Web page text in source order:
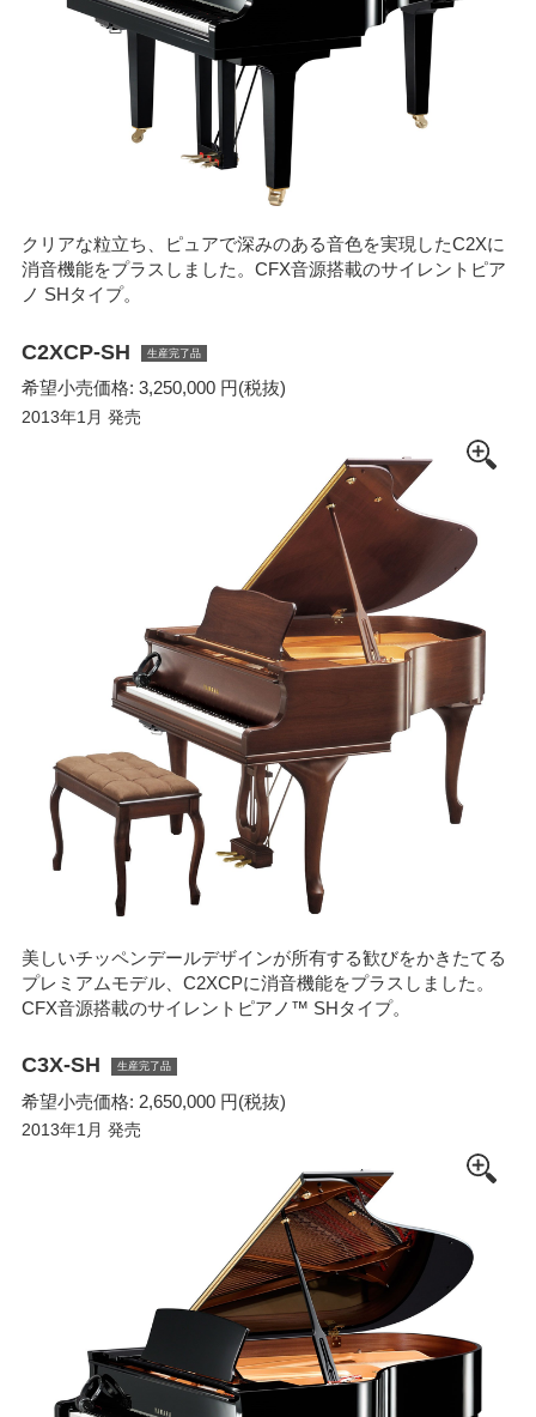
クリアな粒立ち、ピュアで深みのある音色を実現したC2Xに
消音機能をプラスしました。CFX音源搭載のサイレントピア
ノ SHタイプ。
C2XCP-SH 生産完了品
希望小売価格: 3,250,000 円(税抜)
2013年1月 発売
美しいチッペンデールデザインが所有する歓びをかきたてる
プレミアムモデル、C2XCPに消音機能をプラスしました。
CFX音源搭載のサイレントピアノ™ SHタイプ。
C3X-SH 生産完了品
希望小売価格: 2,650,000 円(税抜)
2013年1月 発売